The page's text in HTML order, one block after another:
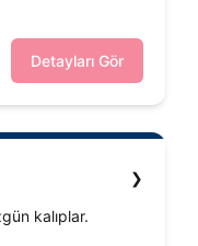
Detayları Gör
❯
kalıplar.